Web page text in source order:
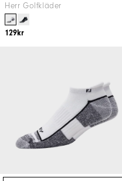
Herr Golfkläder
129kr